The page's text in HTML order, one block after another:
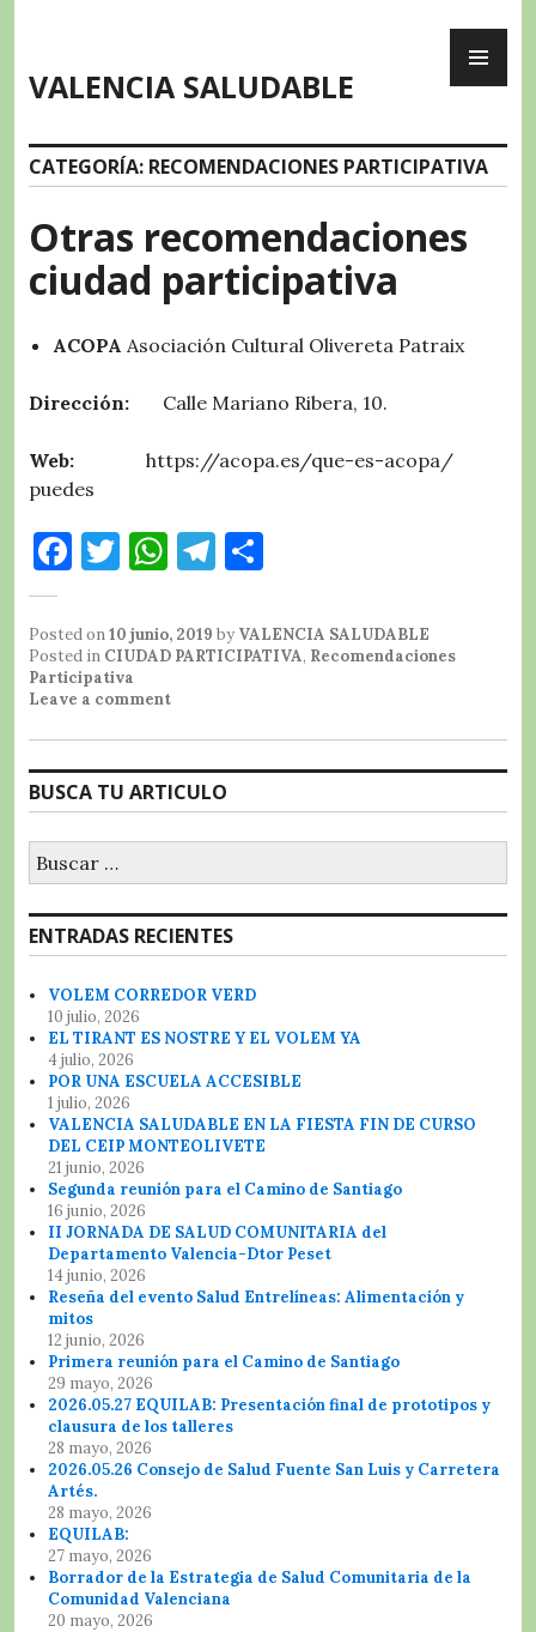
content
VALENCIA SALUDABLE
CATEGORÍA: RECOMENDACIONES PARTICIPATIVA
Otras recomendaciones
ciudad participativa
ACOPA Asociación Cultural Olivereta Patraix
Dirección: Calle Mariano Ribera, 10.
Web: https://acopa.es/que-es-acopa/
puedes
F
c
e
b
o
o
k
T
it
te
r
W
at
s
A
p
p
T
e
g
a
m
m
p
rt
ir
Posted on10 junio, 2019 by VALENCIA SALUDABLE
Posted in CIUDAD PARTICIPATIVA, Recomendaciones
Participativa
Leave a comment
BUSCA TU ARTICULO
ENTRADAS RECIENTES
VOLEM CORREDOR VERD
10 julio, 2026
EL TIRANT ES NOSTRE Y EL VOLEM YA
4 julio, 2026
POR UNA ESCUELA ACCESIBLE
1 julio, 2026
VALENCIA SALUDABLE EN LA FIESTA FIN DE CURSO
DEL CEIP MONTEOLIVETE
21 junio, 2026
Segunda reunión para el Camino de Santiago
16 junio, 2026
II JORNADA DE SALUD COMUNITARIA del
Departamento Valencia-Dtor Peset
14 junio, 2026
Reseña del evento Salud Entrelíneas: Alimentación y
mitos
12 junio, 2026
Primera reunión para el Camino de Santiago
29 mayo, 2026
2026.05.27 EQUILAB: Presentación final de prototipos y
clausura de los talleres
28 mayo, 2026
2026.05.26 Consejo de Salud Fuente San Luis y Carretera
Artés.
28 mayo, 2026
EQUILAB:
27 mayo, 2026
Borrador de la Estrategia de Salud Comunitaria de la
Comunidad Valenciana
20 mayo, 2026